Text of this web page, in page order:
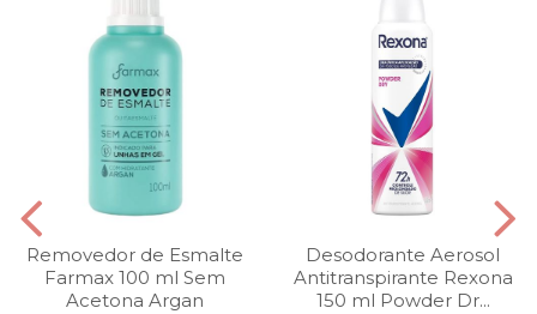
Removedor de Esmalte
Farmax 100 ml Sem
Acetona Argan
Desodorante Aerosol
Antitranspirante Rexona
150 ml Powder Dr...